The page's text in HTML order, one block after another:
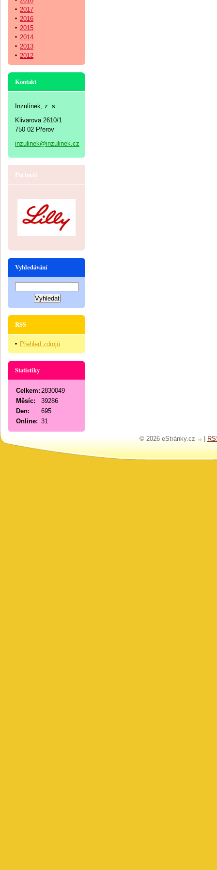
2017
2016
2015
2014
2013
2012
Kontakt
Inzulínek, z. s.
Klivarova 2610/1
750 02 Přerov
inzulinek@inzulinek.cz
Partneři
Vyhledávání
RSS
Přehled zdrojů
Statistiky
Online: 31
Celkem: 2830049
Měsíc:
39286
Den:
695
© 2026 eStránky.cz